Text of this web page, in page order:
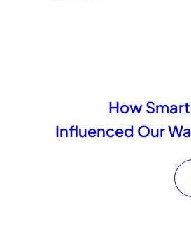
How
Influenced Our